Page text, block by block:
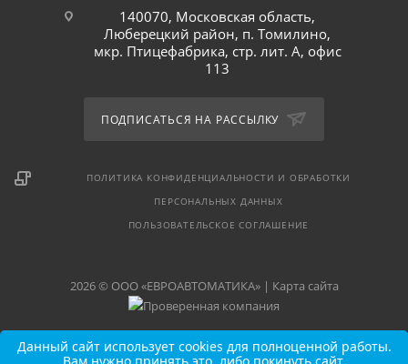
140070, Московская область,
Люберецкий район, п. Томилино,
мкр. Птицефабрика, стр. лит. А, офис
113
ПОДПИСАТЬСЯ НА РАССЫЛКУ
ПОЛИТИКА КОНФИДЕНЦИАЛЬНОСТИ И ОБРАБОТКИ
ПЕРСОНАЛЬНЫХ ДАННЫХ
ПОЛЬЗОВАТЕЛЬСКОЕ СОГЛАШЕНИЕ
2026 © ООО «ЕВРОАВТОМАТИКА» | Карта сайта
Данный сайт использует cookies для полноценной работы.